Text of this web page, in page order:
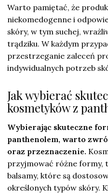
Warto pamiętać, że
niekomedogenne i
skóry, w tym suchej,
trądziku. W każdym
przestrzeganie zaleceń
indywidualnych potrzeb
Jak wybierać
kosmetyków z
Wybierając skuteczne
panthenolem, warto
oraz przeznaczenie.
przyjmować różne formy,
balsamy, które są
określonych typów skóry.